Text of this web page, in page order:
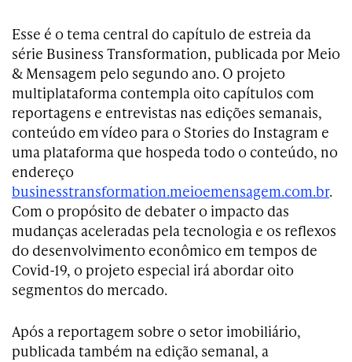
Esse é o tema central do capítulo de estreia da
série Business Transformation, publicada por Meio
& Mensagem pelo segundo ano. O projeto
multiplataforma contempla oito capítulos com
reportagens e entrevistas nas edições semanais,
conteúdo em vídeo para o Stories do Instagram e
uma plataforma que hospeda todo o conteúdo, no
endereço
businesstransformation.meioemensagem.com.br.
Com o propósito de debater o impacto das
mudanças aceleradas pela tecnologia e os reflexos
do desenvolvimento econômico em tempos de
Covid-19, o projeto especial irá abordar oito
segmentos do mercado.
Após a reportagem sobre o setor imobiliário,
publicada também na edição semanal, a